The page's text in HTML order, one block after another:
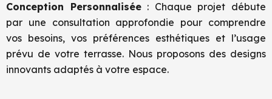
Conception Personnalisée: Chaque projet débute
par une consultation approfondie pour comprendre
vos besoins, vos préférences esthétiques et l’usage
prévu de votre terrasse. Nous proposons des designs
innovants adaptés à votre espace.